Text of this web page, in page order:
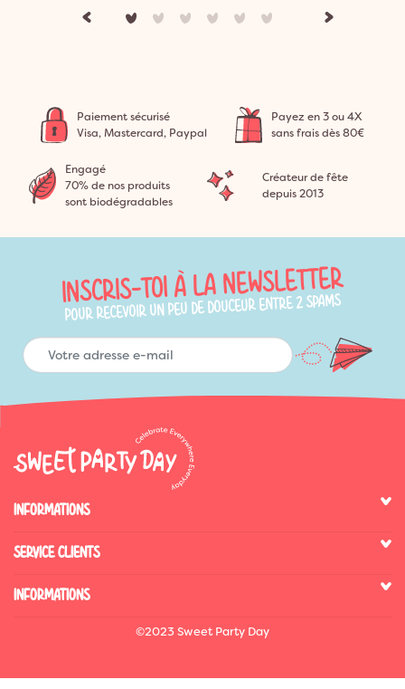
Paiement sécurisé
Visa, Mastercard, Paypal
Payez en 3 ou 4X
sans frais dès 80€
Engagé
70% de nos produits
sont biodégradables
Créateur de fête
depuis 2013
INSCRIS-TOI À LA NEWSLETTER
POUR RECEVOIR UN PEU DE DOUCEUR ENTRE 2 SPAMS
INFORMATIONS
SERVICE CLIENTS
INFORMATIONS
©2023 Sweet Party Day